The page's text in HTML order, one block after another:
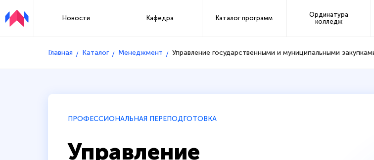
Новости Кафедра Каталог программ
Ординатура
колледж
Главная Каталог Менеджмент Управление государственными и муниципальными
ПРОФЕССИОНАЛЬНАЯ ПЕРЕПОДГОТОВКА
Управление